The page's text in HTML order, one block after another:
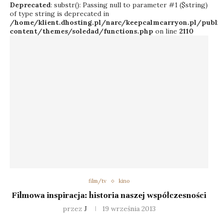
Deprecated: substr(): Passing null to parameter #1 ($string)
of type string is deprecated in
/home/klient.dhosting.pl/narc/keepcalmcarryon.pl/
content/themes/soledad/functions.php on line 2110
film/tv kino
Filmowa inspiracja: historia naszej współczesności
przez J 19 września 2013